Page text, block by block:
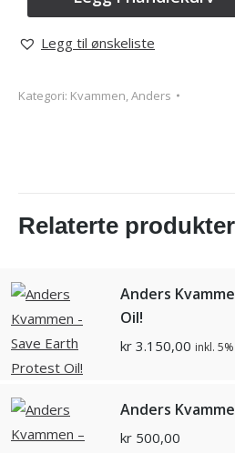
Legg til ønskeliste
Kategori: Kvammen, Anders
Relaterte produkter
Anders
Oil!
kr 3.150,00 inkl.
Anders
kr 500,00